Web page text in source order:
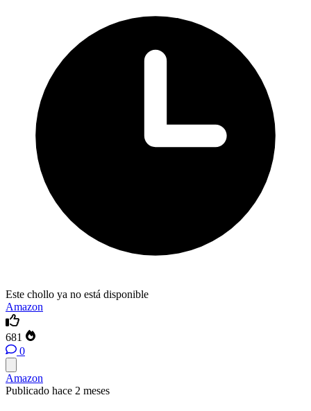
Este chollo ya no está disponible
Amazon
681
0
Amazon
Publicado hace 2 meses